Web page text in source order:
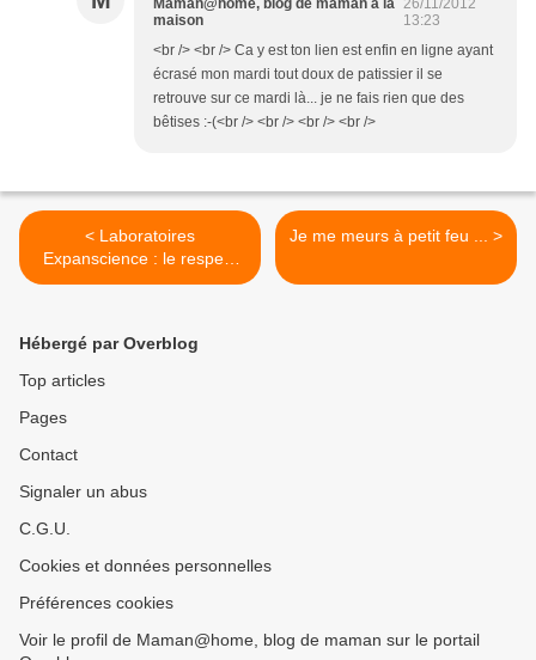
Maman@home, blog de maman à la
maison
26/11/2012
13:23
<br /> <br /> Ca y est ton lien est enfin en ligne ayant
écrasé mon mardi tout doux de patissier il se
retrouve sur ce mardi là... je ne fais rien que des
bêtises :-(<br /> <br /> <br /> <br />
< Laboratoires
Expanscience : le respect
de l’Homme et de
Je me meurs à petit feu ... >
Hébergé par Overblog
Top articles
Pages
Contact
Signaler un abus
C.G.U.
Cookies et données personnelles
Préférences cookies
Voir le profil de Maman@home, blog de maman sur le portail